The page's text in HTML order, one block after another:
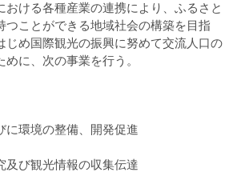
おける各種産業の連携により、ふるさと
つことができる地域社会の構築を目指
じめ国際観光の振興に努めて交流人口の
に、次の事業を行う。
に環境の整備、開発促進
及び観光情報の収集伝達